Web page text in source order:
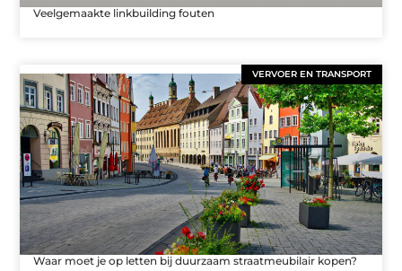
Veelgemaakte linkbuilding fouten
VERVOER EN TRANSPORT
Waar moet je op letten bij duurzaam straatmeubilair kopen?